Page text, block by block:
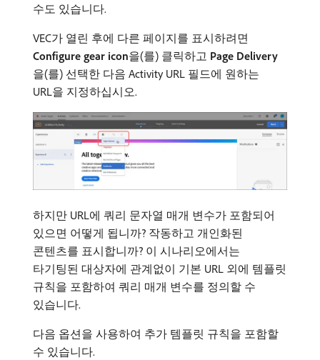
수도 있습니다.
VEC가 열린 후에 다른 페이지를 표시하려면
Configure gear icon​을(를) 클릭하고 Page Delivery
을(를) 선택한 다음 Activity URL 필드에 원하는
URL을 지정하십시오.
하지만 URL에 쿼리 문자열 매개 변수가 포함되어
있으면 어떻게 됩니까? 작동하고 개인화된
콘텐츠를 표시합니까? 이 시나리오에서는
타기팅된 대상자에 관계없이 기본 URL 외에 템플릿
규칙을 포함하여 쿼리 매개 변수를 정의할 수
있습니다.
다음 옵션을 사용하여 추가 템플릿 규칙을 포함할
수 있습니다.